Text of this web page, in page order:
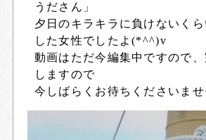
うださん」
夕日のキラキラに負けないく
した女性でしたよ(*^^)v
動画はただ今編集中ですので
しますので
今しばらくお待ちくださいま